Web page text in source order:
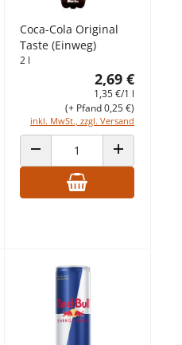
ERHÖHEN
Coca-Cola Original
Taste (Einweg)
2 l
2,69 €
1,35 €/1 l
inkl. MwSt., zzgl. Versand
(+ Pfand 0,25 €)
ANZAHL VERRINGERNANZAHL